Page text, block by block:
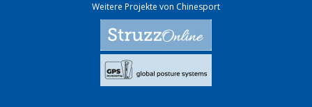
Weitere Projekte von Chinesport